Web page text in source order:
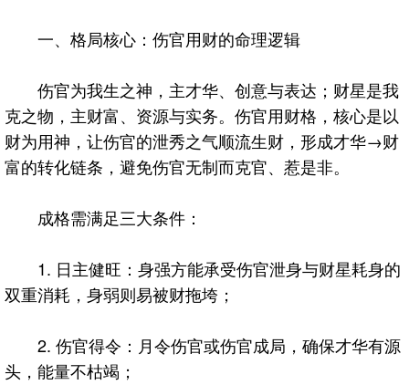
一、格局核心：伤官用财的命理逻辑
伤官为我生之神，主才华、创意与表达；财星是我
克之物，主财富、资源与实务。伤官用财格，核心是以
财为用神，让伤官的泄秀之气顺流生财，形成才华→财
富的转化链条，避免伤官无制而克官、惹是非。
成格需满足三大条件：
1. 日主健旺：身强方能承受伤官泄身与财星耗身的
双重消耗，身弱则易被财拖垮；
2. 伤官得令：月令伤官或伤官成局，确保才华有源
头，能量不枯竭；